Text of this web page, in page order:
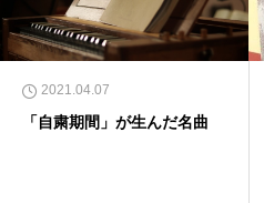
2021.04.07
「自粛期間」が生んだ名曲